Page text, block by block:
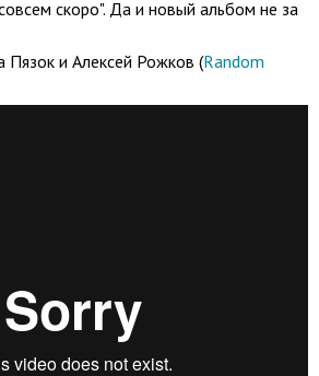
скоро". Да и новый альбом не за
Пязок и Алексей Рожков (Random